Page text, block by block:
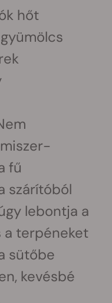
hőt
fű
szárítóból
lebontja a
a terpéneket
sütőbe
kevésbé